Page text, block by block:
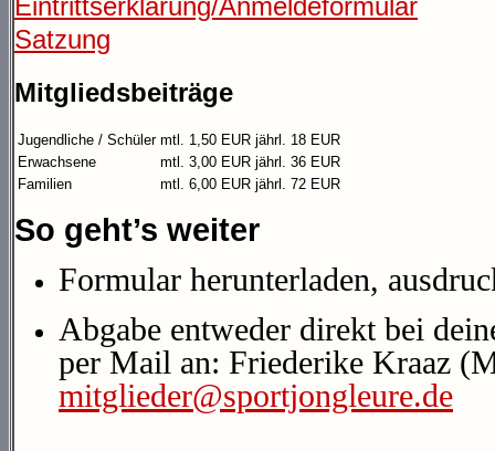
Eintrittserklärung/Anmeldeformular
Satzung
Mitgliedsbeiträge
Jugendliche / Schüler mtl. 1,50 EUR jährl. 18 EUR
Erwachsene
mtl. 3,00 EUR jährl. 36 EUR
Familien
mtl. 6,00 EUR jährl. 72 EUR
So geht’s weiter
Formular herunterladen,
Abgabe entweder direkt bei
per Mail an: Friederike Kraaz
mitglieder@sportjongleure.de